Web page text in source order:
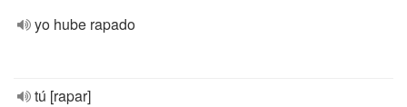
yo hube rapado
tú [rapar]